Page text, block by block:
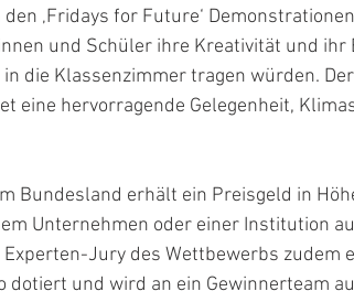
‚Fridays for Future‘
und Schüler ihre Kreativität und ihr
die Klassenzimmer tragen würden. Der
eine hervorragende Gelegenheit,
Bundesland erhält ein Preisgeld in
Unternehmen oder einer Institution
Jury des Wettbewerbs zudem
dotiert und wird an ein Gewinnerteam